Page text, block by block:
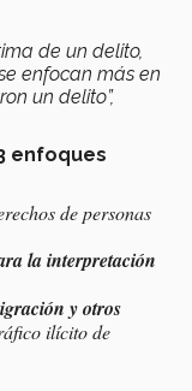
de un delito,
enfocan más en
un delito”,
enfoques
de personas
la interpretación
y otros
ilícito de